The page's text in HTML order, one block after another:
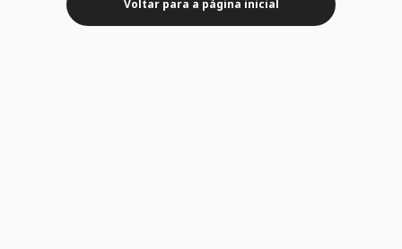
Voltar para a página inicial